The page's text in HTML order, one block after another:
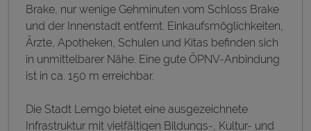
Brake, nur wenige Gehminuten vom Schloss Brake
und der Innenstadt entfernt. Einkaufsmöglichkeiten,
Ärzte, Apotheken, Schulen und Kitas befinden sich
in unmittelbarer Nähe. Eine gute ÖPNV-Anbindung
ist in ca. 150 m erreichbar.
Die Stadt Lemgo bietet eine ausgezeichnete
Infrastruktur mit vielfältigen Bildungs-, Kultur- und